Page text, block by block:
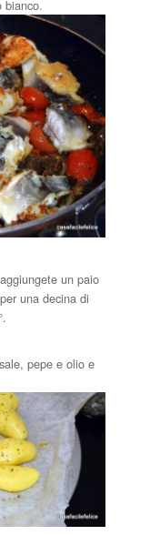
bianco.
un paio
una decina di
pepe e olio e